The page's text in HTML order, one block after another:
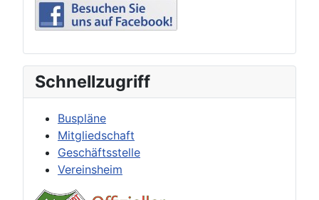
Schnellzugriff
Buspläne
Mitgliedschaft
Geschäftsstelle
Vereinsheim